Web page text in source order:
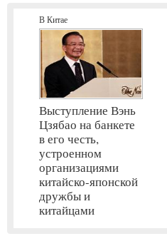
В Китае
Выступление Вэнь
Цзябао на банкете
в его честь,
устроенном
организациями
китайско-японской
дружбы и
китайцами